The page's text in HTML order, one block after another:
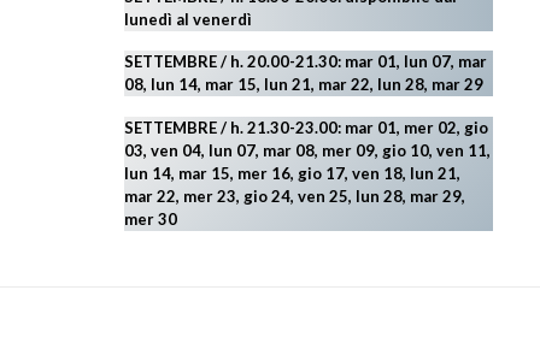
lunedì al venerdì
SETTEMBRE / h. 20.00-21.30: mar 01, lun 07, mar
08, lun 14, mar 15, lun 21, mar 22, lun 28, mar 29
SETTEMBRE / h. 21.30-23.00: mar 01, mer 02, gio
03, ven 04, lun 07, mar 08, mer 09, gio 10, ven 11,
lun 14, mar 15, mer 16, gio 17, ven 18, lun 21,
mar 22, mer 23, gio 24, ven 25, lun 28, mar 29,
mer 30